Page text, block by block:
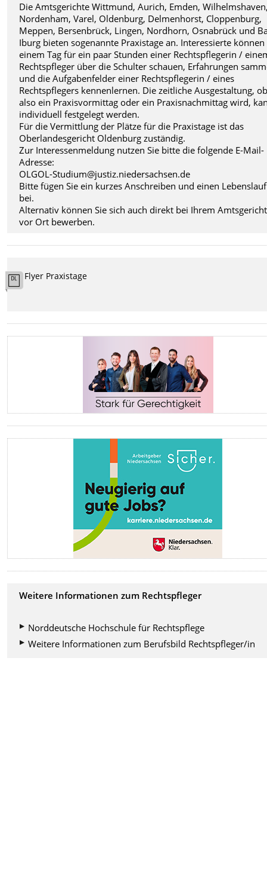
Die Amtsgerichte Wittmund, Aurich, Emden,
Nordenham, Varel, Oldenburg, Delmenhorst, Cloppenburg,
Meppen, Bersenbrück, Lingen, Nordhorn, Osnabrück und
Iburg bieten sogenannte Praxistage an. Interessierte können
einem Tag für ein paar Stunden einer Rechtspflegerin /
Rechtspfleger über die Schulter schauen, Erfahrungen
und die Aufgabenfelder einer Rechtspflegerin / eines
Rechtspflegers kennenlernen. Die zeitliche Ausgestaltung,
also ein Praxisvormittag oder ein Praxisnachmittag wird,
individuell festgelegt werden.
Für die Vermittlung der Plätze für die Praxistage ist das
Oberlandesgericht Oldenburg zuständig.
Zur Interessenmeldung nutzen Sie bitte die folgende E-Mail-
Adresse:
OLGOL-Studium@justiz.niedersachsen.de
Bitte fügen Sie ein kurzes Anschreiben und einen Lebenslauf
bei.
Alternativ können Sie sich auch direkt bei Ihrem Amtsgericht
vor Ort bewerben.
Flyer Praxistage
Weitere Informationen zum Rechtspfleger
Norddeutsche Hochschule für Rechtspflege
Weitere Informationen zum Berufsbild Rechtspfleger/in